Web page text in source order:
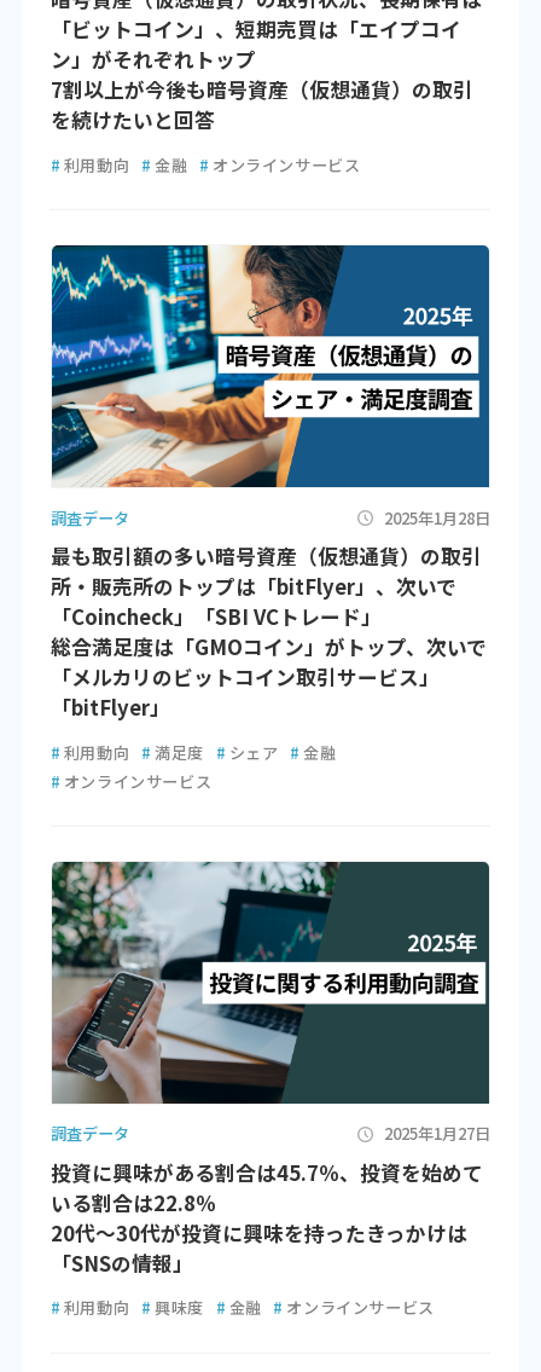
「ビットコイン」、短期売買は「エイプコイ
ン」がそれぞれトップ
7割以上が今後も暗号資産（仮想通貨）の取引
を続けたいと回答
# 利用動向 # 金融 # オンラインサービス
調査データ 2025年1月28日
最も取引額の多い暗号資産（仮想通貨）の取引
所・販売所のトップは「bitFlyer」、次いで
「Coincheck」「SBI VCトレード」
総合満足度は「GMOコイン」がトップ、次いで
「メルカリのビットコイン取引サービス」
「bitFlyer」
# 利用動向 # 満足度 # シェア # 金融
# オンラインサービス
調査データ 2025年1月27日
投資に興味がある割合は45.7％、投資を始めて
いる割合は22.8％
20代～30代が投資に興味を持ったきっかけは
「SNSの情報」
# 利用動向 # 興味度 # 金融 # オンラインサービス